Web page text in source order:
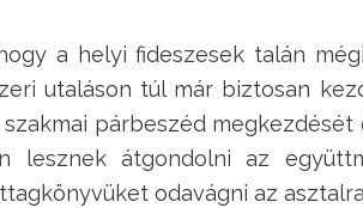
a helyi fideszesek talán
utaláson túl már biztosan
párbeszéd
lesznek átgondolni az
odavágni az